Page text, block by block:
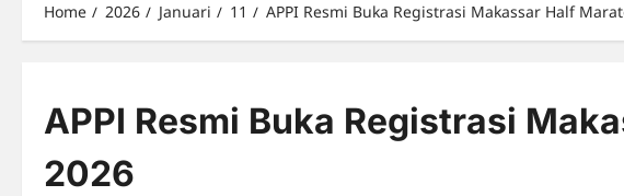
Home 2026 Januari 11 APPI Resmi Buka Registrasi Makassar Half
APPI Resmi Buka Registrasi
2026